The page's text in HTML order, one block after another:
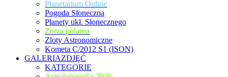
Planetarium Online
Pogoda Słoneczna
Planety ukł. Słonecznego
Zorza polarna
Zloty Astronomiczne
Kometa C/2012 S1 (ISON)
GALERIAZDJĘĆ
KATEGORIE